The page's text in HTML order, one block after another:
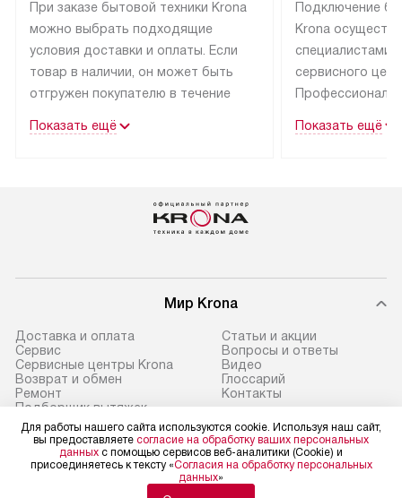
При заказе бытовой техники Krona
можно выбрать подходящие
условия доставки и оплаты. Если
товар в наличии, он может быть
отгружен покупателю в течение
оплачивается дополнительно.
Возможна доставка товаров
Показать ещё
Подключение
Krona
специалистами
сервисного
эксплуатации
Показать ещё
Мир Krona
Доставка и оплата
Сервис
Сервисные центры Krona
Возврат и обмен
Ремонт
Подборщик вытяжек
Статьи и акции
Вопросы и ответы
Видео
Глоссарий
Контакты
Политика конфиденциальности
Для работы нашего сайта используются cookie. Используя наш сайт,
вы предоставляете согласие на обработку ваших персональных
данных с помощью сервисов веб-аналитики (Cookie) и
присоединяетесь к тексту «Согласия на обработку персональных
данных»